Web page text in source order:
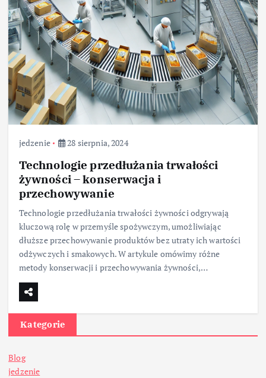
jedzenie 28 sierpnia, 2024
Technologie przedłużania trwałości
żywności – konserwacja i
przechowywanie
Technologie przedłużania trwałości żywności odgrywają
kluczową rolę w przemyśle spożywczym, umożliwiając
dłuższe przechowywanie produktów bez utraty ich wartości
odżywczych i smakowych. W artykule omówimy różne
metody konserwacji i przechowywania żywności,…
Kategorie
Blog
jedzenie